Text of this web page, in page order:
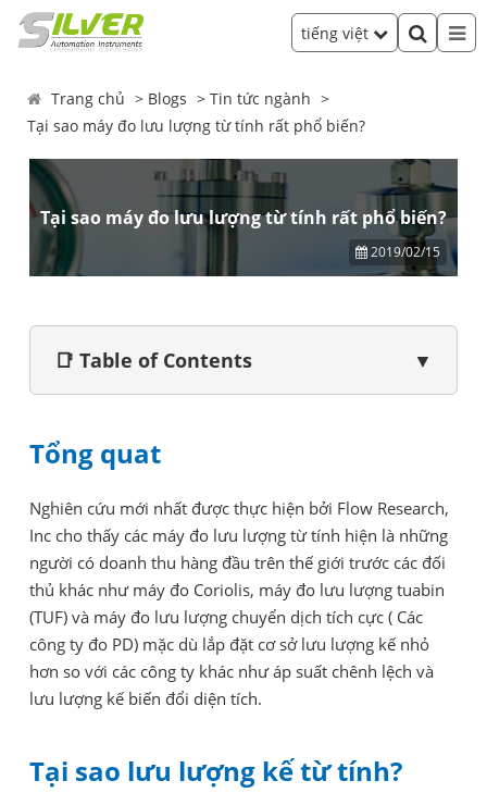
tiếng việt
Trang chủ Blogs
Tin tức ngành
Tại sao máy đo lưu lượng từ tính rất phổ biến?
Tại sao máy đo lưu lượng từ tính rất phổ biến?
2019/02/15
📑 Table of Contents ▼
Tổng quat
Nghiên cứu mới nhất được thực hiện bởi Flow Research,
Inc cho thấy các máy đo lưu lượng từ tính hiện là những
người có doanh thu hàng đầu trên thế giới trước các đối
thủ khác như máy đo Coriolis, máy đo lưu lượng tuabin
(TUF) và máy đo lưu lượng chuyển dịch tích cực ( Các
công ty đo PD) mặc dù lắp đặt cơ sở lưu lượng kế nhỏ
hơn so với các công ty khác như áp suất chênh lệch và
lưu lượng kế biến đổi diện tích.
Tại sao lưu lượng kế từ tính?